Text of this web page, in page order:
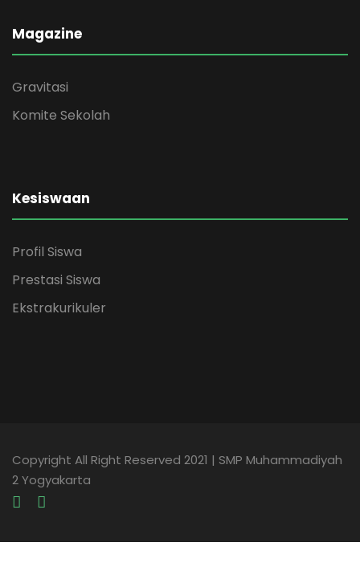
Magazine
Gravitasi
Komite Sekolah
Kesiswaan
Profil Siswa
Prestasi Siswa
Ekstrakurikuler
Copyright All Right Reserved 2021 | SMP Muhammadiyah
2 Yogyakarta